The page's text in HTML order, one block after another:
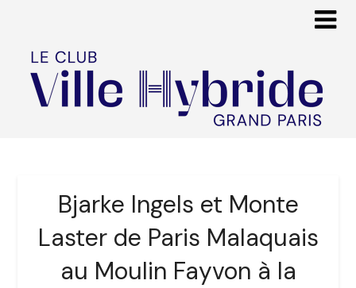
Bjarke Ingels et Monte
Laster de Paris Malaquais
au Moulin Fayvon à la